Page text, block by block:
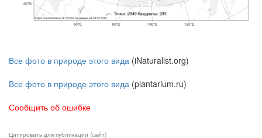
Все фото в природе этого вида (iNaturalist.org)
Все фото в природе этого вида (plantarium.ru)
Сообщить об ошибке
Цитировать для публикации (сайт)